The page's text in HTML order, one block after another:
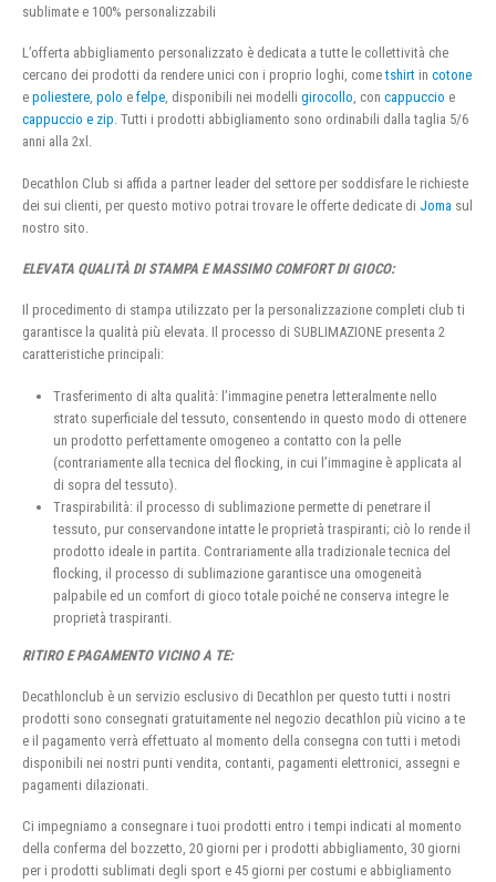
sublimate e 100% personalizzabili
L’offerta abbigliamento personalizzato è dedicata a tutte le collettività che
cercano dei prodotti da rendere unici con i proprio loghi, cometshirt in cotone
e poliestere, polo e felpe, disponibili nei modelli girocollo, con cappuccio e
cappuccio e zip. Tutti i prodotti abbigliamento sono ordinabili dalla taglia 5/6
anni alla 2xl.
Decathlon Club si affida a partner leader del settore per soddisfare le richieste
dei sui clienti, per questo motivo potrai trovare le offerte dedicate di Joma sul
nostro sito.
ELEVATA QUALITÀ DI STAMPA E MASSIMO COMFORT DI GIOCO:
Il procedimento di stampa utilizzato per la personalizzazione completi club ti
garantisce la qualità più elevata. Il processo di SUBLIMAZIONE presenta 2
caratteristiche principali:
Trasferimento di alta qualità: l’immagine penetra letteralmente nello
strato superficiale del tessuto, consentendo in questo modo di ottenere
un prodotto perfettamente omogeneo a contatto con la pelle
(contrariamente alla tecnica del flocking, in cui l’immagine è applicata al
di sopra del tessuto).
Traspirabilità: il processo di sublimazione permette di penetrare il
tessuto, pur conservandone intatte le proprietà traspiranti; ciò lo rende il
prodotto ideale in partita. Contrariamente alla tradizionale tecnica del
flocking, il processo di sublimazione garantisce una omogeneità
palpabile ed un comfort di gioco totale poiché ne conserva integre le
proprietà traspiranti.
RITIRO E PAGAMENTO VICINO A TE:
Decathlonclub è un servizio esclusivo di Decathlon per questo tutti i nostri
prodotti sono consegnati gratuitamente nel negozio decathlon più vicino a te
e il pagamento verrà effettuato al momento della consegna con tutti i metodi
disponibili nei nostri punti vendita, contanti, pagamenti elettronici, assegni e
pagamenti dilazionati.
Ci impegniamo a consegnare i tuoi prodotti entro i tempi indicati al momento
della conferma del bozzetto, 20 giorni per i prodotti abbigliamento, 30 giorni
per i prodotti sublimati degli sport e 45 giorni per costumi e abbigliamento